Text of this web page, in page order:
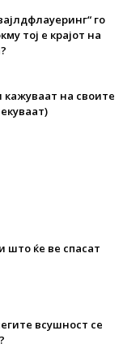
го
тој е крајот на
на своите
што ќе ве спасат
всушност се